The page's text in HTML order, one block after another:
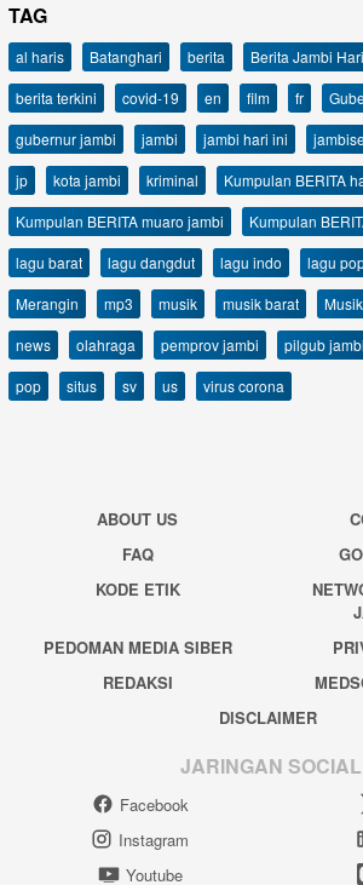
TAG
al haris Batanghari berita Berita Jambi
berita terkini
covid-19 en film fr
gubernur jambi
jambi jambi hari ini
jp
kota jambi kriminal
Kumpulan BERITA
Kumpulan BERITA muaro jambi
Kumpulan
lagu barat
lagu dangdut lagu indo lagu
Merangin
mp3 musik musik barat
news
olahraga pemprov jambi pilgub jambi
pop
situs sv us virus corona
ABOUT US
FAQ
KODE ETIK
PEDOMAN MEDIA SIBER
REDAKSI
DISCLAIMER
JARINGAN SOCIAL
Facebook
Instagram
Youtube